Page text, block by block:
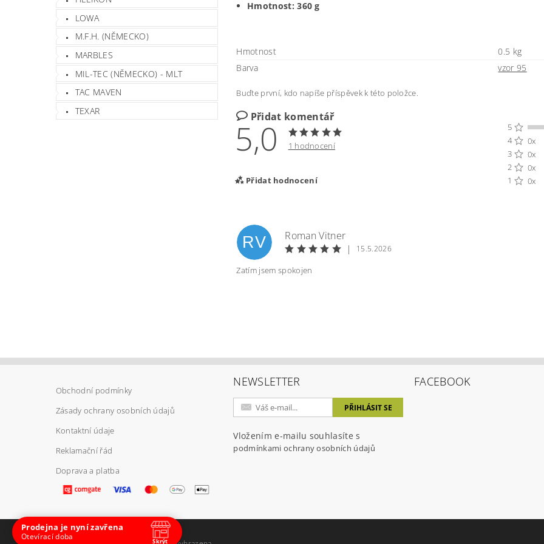
LOWA
M.F.H. (NĚMECKO)
MARBLES
MIL-TEC (NĚMECKO) - MLT
TAC MAVEN
TEXAR
Hmotnost: 360 g
Hmotnost
0.5 kg
Barva
vzor 95
Buďte první, kdo napíše příspěvek k této položce.
Přidat komentář
5,0 1 hodnocení
Přidat hodnocení
5
4
0x
3
0x
2
0x
1
0x
RV
Roman Vitner
|
15.5.2026
Zatím jsem spokojen
Obchodní podmínky
Zásady ochrany osobních údajů
Kontaktní údaje
Reklamační řád
Doprava a platba
NEWSLETTER
Vložením e-mailu souhlasíte s
podmínkami ochrany osobních údajů
FACEBOOK
Prodejna je nyní zavřena
Otevírací doba
Skrýt